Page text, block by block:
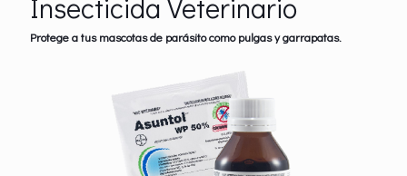
Insecticida Veterinario
Protege a tus mascotas de parásito como pulgas y garrapatas.